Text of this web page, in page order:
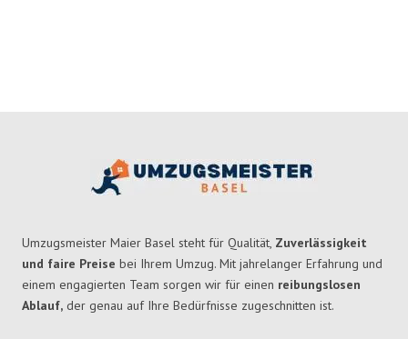
Umzugsmeister Maier Basel steht für Qualität, Zuverlässigkeit
und faire Preise bei Ihrem Umzug. Mit jahrelanger Erfahrung und
einem engagierten Team sorgen wir für einen reibungslosen
Ablauf, der genau auf Ihre Bedürfnisse zugeschnitten ist.